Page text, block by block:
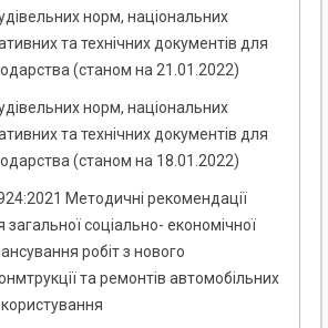
норм, національних
та технічних документів для
(станом на 21.01.2022)
норм, національних
та технічних документів для
(станом на 18.01.2022)
Методичні рекомендації
соціально- економічної
робіт з нового
та ремонтів автомобільних